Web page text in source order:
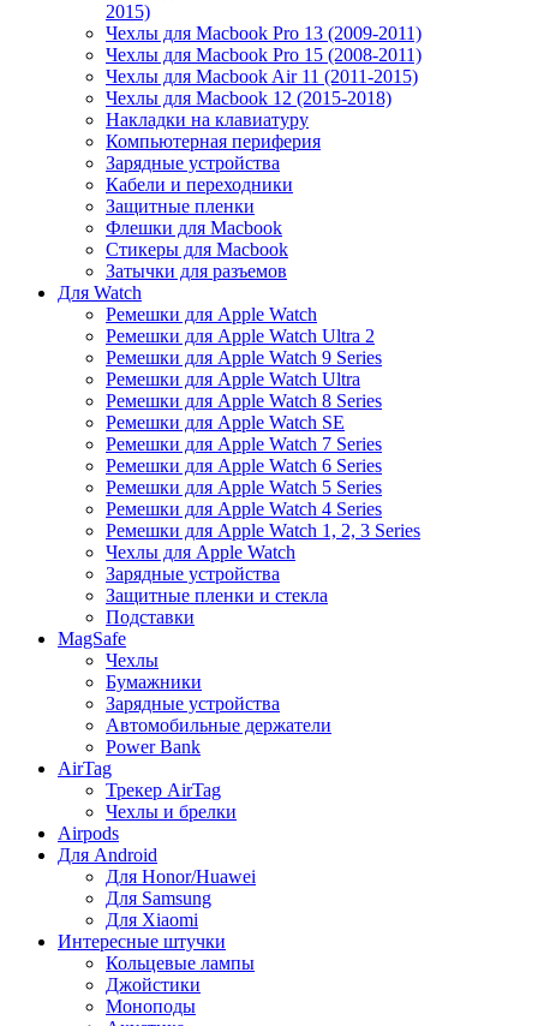
2015)
Чехлы для Macbook Pro 13 (2009-2011)
Чехлы для Macbook Pro 15 (2008-2011)
Чехлы для Macbook Air 11 (2011-2015)
Чехлы для Macbook 12 (2015-2018)
Накладки на клавиатуру
Компьютерная периферия
Зарядные устройства
Кабели и переходники
Защитные пленки
Флешки для Macbook
Стикеры для Macbook
Затычки для разъемов
Для Watch
Ремешки для Apple Watch
Ремешки для Apple Watch Ultra 2
Ремешки для Apple Watch 9 Series
Ремешки для Apple Watch Ultra
Ремешки для Apple Watch 8 Series
Ремешки для Apple Watch SE
Ремешки для Apple Watch 7 Series
Ремешки для Apple Watch 6 Series
Ремешки для Apple Watch 5 Series
Ремешки для Apple Watch 4 Series
Ремешки для Apple Watch 1, 2, 3 Series
Чехлы для Apple Watch
Зарядные устройства
Защитные пленки и стекла
Подставки
MagSafe
Чехлы
Бумажники
Зарядные устройства
Автомобильные держатели
Power Bank
AirTag
Трекер AirTag
Чехлы и брелки
Airpods
Для Android
Для Honor/Huawei
Для Samsung
Для Xiaomi
Интересные штучки
Кольцевые лампы
Джойстики
Моноподы